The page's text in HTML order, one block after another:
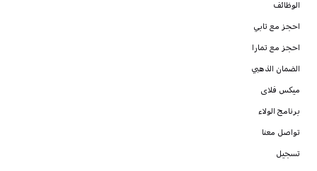
الوظائف
احجز مع تابي
احجز مع تمارا
الضمان الذهبي
ميكس فلاى
برنامج الولاء
تواصل معنا
تسجيل